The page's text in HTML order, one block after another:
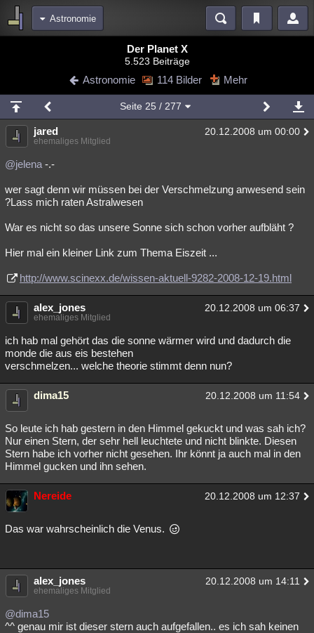
Astronomie
Blogs Videos
Chat Wiki Neuigkeiten
meine Rubriken
Menschen Mystery Kriminalfälle
Spiritualität
Natur Umfragen Unterhaltung
Philosophie Träume Orte Esoterik Literatur
Astronomie Helpdesk Gruppen Gaming
Musik
Übersichten
Lesenswert Schlüsselwörter
Der Planet X
5.523 Beiträge
Astronomie 114 Bilder Mehr
Seite 25 / 277
jared 20.12.2008 um 00:00
ehemaliges Mitglied
@jelena -.-
wer sagt denn wir müssen bei der Verschmelzung anwesend sein
?Lass mich raten Astralwesen
War es nicht so das unsere Sonne sich schon vorher aufbläht ?
Hier mal ein kleiner Link zum Thema Eiszeit ...
http://www.scinexx.de/wissen-aktuell-9282-2008-12-19.html
alex_jones 20.12.2008 um 06:37
ehemaliges Mitglied
ich hab mal gehört das die sonne wärmer wird und dadurch die
monde die aus eis bestehen
verschmelzen... welche theorie stimmt denn nun?
dima15 20.12.2008 um 11:54
So leute ich hab gestern in den Himmel gekuckt und was sah ich?
Nur einen Stern, der sehr hell leuchtete und nicht blinkte. Diesen
Stern habe ich vorher nicht gesehen. Ihr könnt ja auch mal in den
Himmel gucken und ihn sehen.
Nereide 20.12.2008 um 12:37
Das war wahrscheinlich die Venus.
alex_jones 20.12.2008 um 14:11
ehemaliges Mitglied
@dima15
^^ genau mir ist dieser stern auch aufgefallen.. es ich sah keinen